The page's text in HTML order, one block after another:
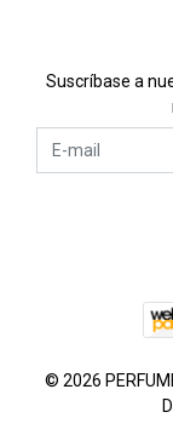
Suscríbase a
© 2026